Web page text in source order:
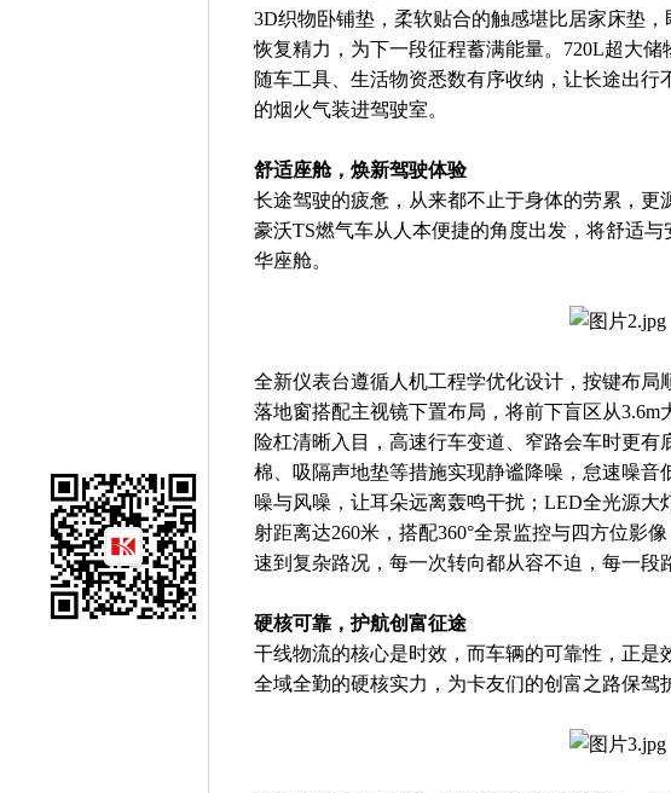
3D织物卧铺垫，柔软贴合的触感堪比居家床垫
恢复精力，为下一段征程蓄满能量。720L超大储
随车工具、生活物资悉数有序收纳，让长途出行
的烟火气装进驾驶室。
舒适座舱，焕新驾驶体验
长途驾驶的疲惫，从来都不止于身体的劳累，更
豪沃TS燃气车从人本便捷的角度出发，将舒适
华座舱。
全新仪表台遵循人机工程学优化设计，按键布局
落地窗搭配主视镜下置布局，将前下盲区从3.6m
险杠清晰入目，高速行车变道、窄路会车时更
棉、吸隔声地垫等措施实现静谧降噪，怠速噪音
噪与风噪，让耳朵远离轰鸣干扰；LED全光源大
射距离达260米，搭配360°全景监控与四方位影
速到复杂路况，每一次转向都从容不迫，每一段
硬核可靠，护航创富征途
干线物流的核心是时效，而车辆的可靠性，正是
全域全勤的硬核实力，为卡友们的创富之路保驾